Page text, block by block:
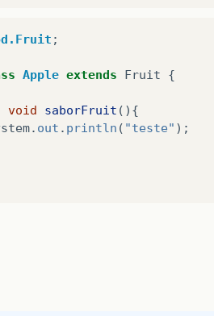
;
Apple extends Fruit {
void saborFruit (){
. out . println ( "teste" );